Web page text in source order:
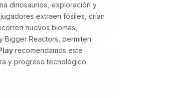
dinosaurios, exploración y
extraen fósiles, crían
nuevos biomas,
Bigger Reactors, permiten
recomendamos este
y progreso tecnológico